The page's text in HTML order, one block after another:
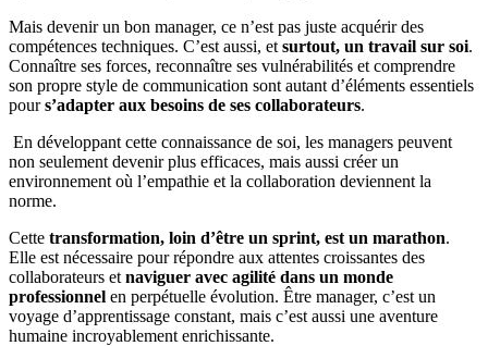
Mais devenir un bon manager, ce n’est pas juste acquérir des
compétences techniques. C’est aussi, et surtout, un travail sur soi.
Connaître ses forces, reconnaître ses vulnérabilités et comprendre
son propre style de communication sont autant d’éléments essentiels
pours’adapter aux besoins de ses collaborateurs.
En développant cette connaissance de soi, les managers peuvent
non seulement devenir plus efficaces, mais aussi créer un
environnement où l’empathie et la collaboration deviennent la
norme.
Cette transformation, loin d’être un sprint, est un marathon.
Elle est nécessaire pour répondre aux attentes croissantes des
collaborateurs et naviguer avec agilité dans un monde
professionnel en perpétuelle évolution. Être manager, c’est un
voyage d’apprentissage constant, mais c’est aussi une aventure
humaine incroyablement enrichissante.